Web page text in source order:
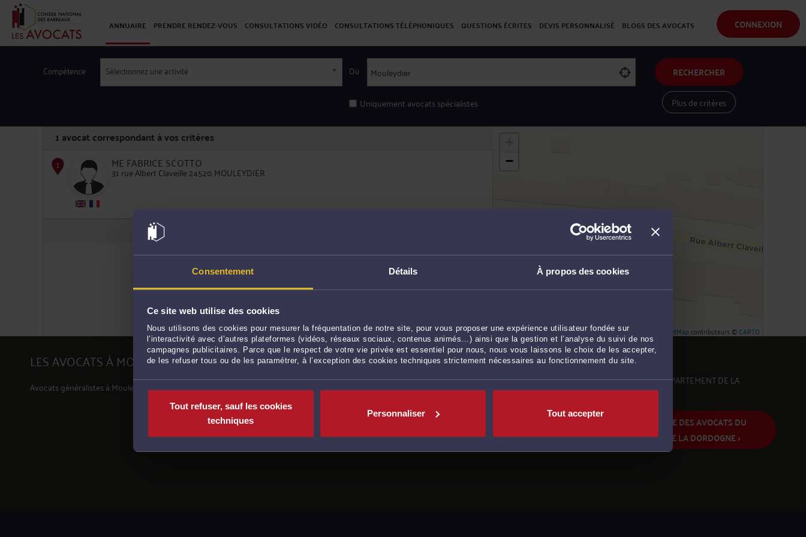
Consentement Détails À propos des cookies
Ce site web utilise des cookies
Nous utilisons des cookies pour mesurer la fréquentation de notre site, pour vous proposer une expérience utilisateur fondée sur
l’interactivité avec d’autres plateformes (vidéos, réseaux sociaux, contenus animés…) ainsi que la gestion et l’analyse du suivi de nos
campagnes publicitaires. Parce que le respect de votre vie privée est essentiel pour nous, nous vous laissons le choix de les accepter,
de les refuser tous ou de les paramétrer, à l’exception des cookies techniques strictement nécessaires au fonctionnement du site.
Tout refuser, sauf les cookies
techniques
Personnaliser Tout accepter
CONNEXION
ANNUAIRE PRENDRE RENDEZ-VOUS CONSULTATIONS VIDÉO CONSULTATIONS TÉLÉPHONIQUES QUESTIONS ÉCRITES DEVIS PERSONNALISÉ BLOGS DES AVOCATS
Compétence Sélectionnez une activité Où
Uniquement avocats spécialistes
RECHERCHER
Plus de critères
1 avocat correspondant à vos critères
ME FABRICE SCOTTO
31 rue Albert Claveille 24520 MOULEYDIER
−
Leaflet OpenStreetMapcontributeurs ©CARTO
LES AVOCATS À MOULEYDIER PAR DOMAINE DE COMPÉTENCE
Avocats généralistes à Mouleydier
MOULEYDIER SE SITUE DANS LE DÉPARTEMENT DE LA
DORDOGNE
ACCÉDER À LA LISTE DES AVOCATS DU
DÉPARTEMENT DE LA DORDOGNE >